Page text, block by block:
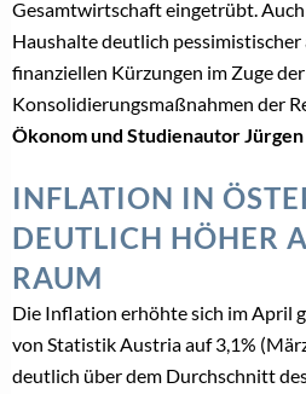
Gesamtwirtschaft eingetrübt.
Haushalte deutlich
finanziellen Kürzungen im Zuge der
Konsolidierungsmaßnahmen der
Ökonom und Studienautor
INFLATION IN
DEUTLICH HÖHER
RAUM
Die Inflation erhöhte sich im April
von Statistik Austria auf 3,1%
deutlich über dem Durchschnitt